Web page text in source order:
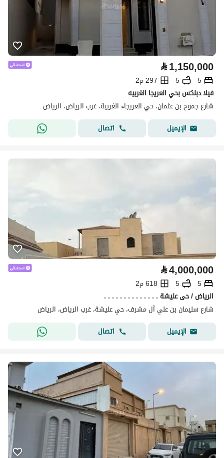
⃁1,150,000
5
5
297 م2
فيلا دبلكس بحي العريجا الغربيه
شارع جموح بن عثمان، حي العريجاء الغربية، غرب الرياض، الرياض
الإيميل
اتصال
⃁4,000,000
5
5
618 م2
الرياض / حى عليشة . . . . . . . . . . . . . .
شارع سليمان بن علي آل مشرف، حي عليشة، غرب الرياض، الرياض
الإيميل
اتصال